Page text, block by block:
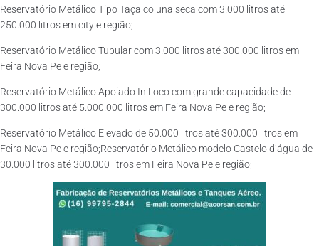
Reservatório Metálico Tipo Taça coluna seca com 3.000 litros até
250.000 litros em city e região;
Reservatório Metálico Tubular com 3.000 litros até 300.000 litros em
Feira Nova Pe e região;
Reservatório Metálico Apoiado In Loco com grande capacidade de
300.000 litros até 5.000.000 litros em Feira Nova Pe e região;
Reservatório Metálico Elevado de 50.000 litros até 300.000 litros em
Feira Nova Pe e região;Reservatório Metálico modelo Castelo d’água de
30.000 litros até 300.000 litros em Feira Nova Pe e região;